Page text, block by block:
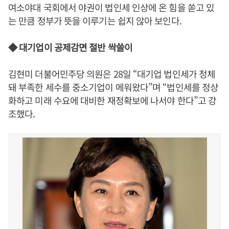
여소야대 국회에서 야권이 법인세 인상에 온 힘을 쏟고 있
는 만큼 정부가 뜻을 이루기는 쉽지 않아 보인다.
◆ 대기업이 공제감면 절반 싹쓸이
김현미 더불어민주당 의원은 28일 “대기업 법인세가 정체
돼 부족한 세수를 중소기업이 메워왔다”며 “법인세를 정상
화하고 미래 수요에 대비한 재정확보에 나서야 한다”고 강
조했다.